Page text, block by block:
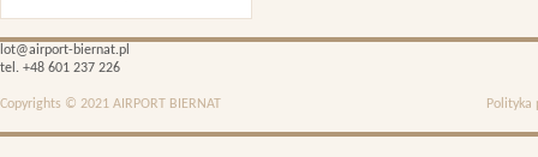
lot@airport-biernat.pl
tel. +48 601 237 226
Copyrights © 2021 AIRPORT BIERNAT Polityka